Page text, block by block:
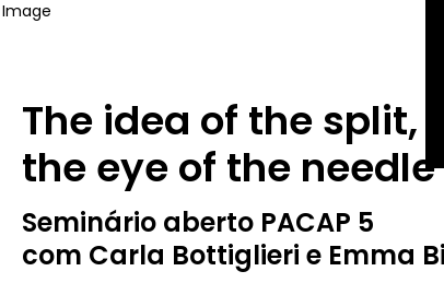
The idea of the split,
the eye of the needle
Seminário aberto PACAP 5
com Carla Bottiglieri e Emma